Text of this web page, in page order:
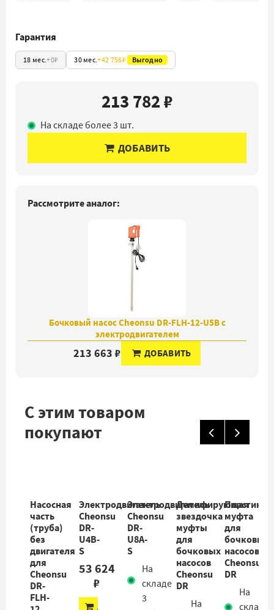
Гарантия
18 мес.+0₽ 30 мес.+42 756₽ Выгодно
213 782 ₽
ДОБАВИТЬ
На складе более 3 шт.
Рассмотрите аналог:
Бочковый насос Cheonsu DR-FLH-12-U5B с
электродвигателем
213 663 ₽ ДОБАВИТЬ
С этим товаром
покупают
Насосная
часть
(труба)
без
двигателя
для
Cheonsu
DR-
FLH-
Электродвигатель
Cheonsu
DR-
U4B-
S
53 624
₽
ДОБАВИТЬ
Электродвигатель
Cheonsu
DR-
U8A-
S
На
складе
3
Демпфирующая
звездочка
муфты
для
бочковых
насосов
Cheonsu
DR
На
муфта
для
бочковых
насосов
Cheonsu
DR
На
складе